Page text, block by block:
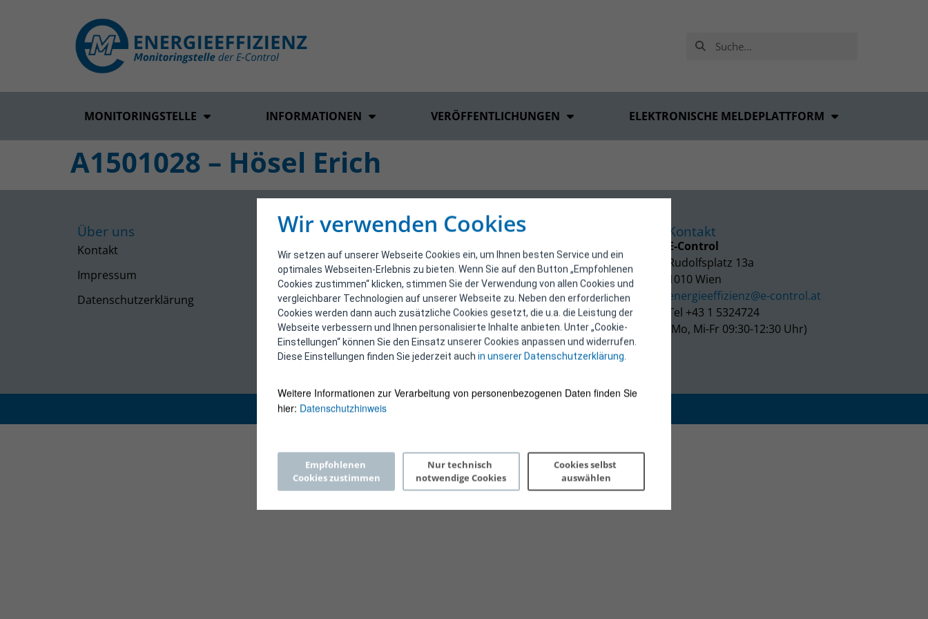
Wir verwenden Cookies
Wir setzen auf unserer Webseite Cookies ein, um Ihnen besten Service und ein
optimales Webseiten-Erlebnis zu bieten. Wenn Sie auf den Button „Empfohlenen
Cookies zustimmen“ klicken, stimmen Sie der Verwendung von allen Cookies und
vergleichbarer Technologien auf unserer Webseite zu. Neben den erforderlichen
Cookies werden dann auch zusätzliche Cookies gesetzt, die u.a. die Leistung der
Webseite verbessern und Ihnen personalisierte Inhalte anbieten. Unter „Cookie-
Einstellungen“ können Sie den Einsatz unserer Cookies anpassen und widerrufen.
Diese Einstellungen finden Sie jederzeit auch in unserer Datenschutzerklärung.
Weitere Informationen zur Verarbeitung von personenbezogenen Daten finden Sie
hier: Datenschutzhinweis
Empfohlenen
Cookies zustimmen
Nur technisch
notwendige Cookies
Cookies selbst
auswählen
MONITORINGSTELLE INFORMATIONEN VERÖFFENTLICHUNGEN ELEKTRONISCHE MELDEPLATTFORM
A1501028 – Hösel Erich
Über uns
Kontakt
Impressum
Datenschutzerklärung
Kontakt
E-Control
Rudolfsplatz 13a
1010 Wien
energieeffizienz@e-control.at
Tel +43 1 5324724
(Mo, Mi-Fr 09:30-12:30 Uhr)